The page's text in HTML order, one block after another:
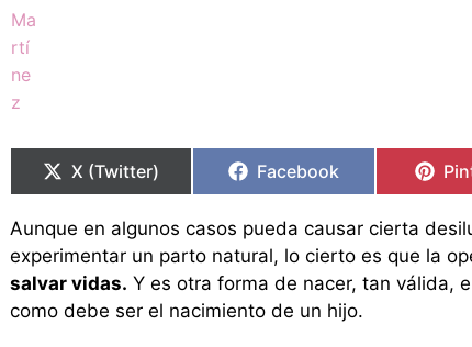
en
X (Twitter)
en
Facebook
en
Aunque en algunos casos pueda causar cierta
experimentar un parto natural, lo cierto es que la
salvar vidas. Y es otra forma de nacer, tan válida,
como debe ser el nacimiento de un hijo.
en
en
en